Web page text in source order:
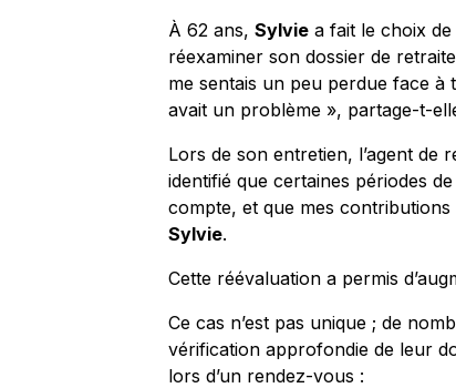
À 62 ans, Sylvie a fait le choix
réexaminer son dossier de
me sentais un peu perdue face à
avait un problème », partage-t-
Lors de son entretien, l’agent de
identifié que certaines périodes
compte, et que mes
Sylvie.
Cette réévaluation a permis
Ce cas n’est pas unique ; de
vérification approfondie de leur
lors d’un rendez-vous :